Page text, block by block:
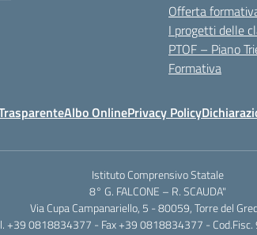
Offerta
I progetti delle
PTOF – Piano
Formativa
Albo OnlinePrivacy Policy
Istituto Comprensivo Statale
8° G. FALCONE – R. SCAUDA"
Via Cupa Campanariello, 5 - 80059, Torre del
+39 0818834377 - Fax +39 0818834377 - Cod.Fisc.